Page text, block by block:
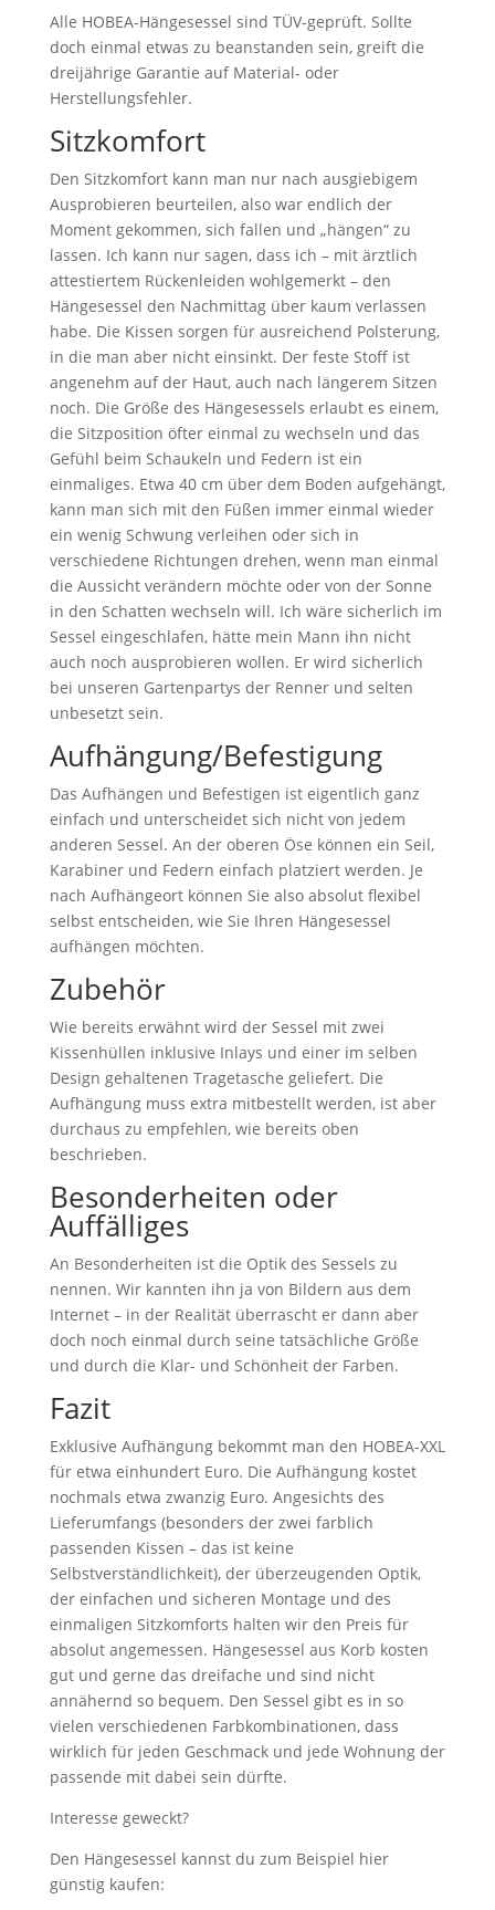
Alle HOBEA-Hängesessel sind TÜV-geprüft. Sollte
doch einmal etwas zu beanstanden sein, greift die
dreijährige Garantie auf Material- oder
Herstellungsfehler.
Sitzkomfort
Den Sitzkomfort kann man nur nach ausgiebigem
Ausprobieren beurteilen, also war endlich der
Moment gekommen, sich fallen und „hängen“ zu
lassen. Ich kann nur sagen, dass ich – mit ärztlich
attestiertem Rückenleiden wohlgemerkt – den
Hängesessel den Nachmittag über kaum verlassen
habe. Die Kissen sorgen für ausreichend Polsterung,
in die man aber nicht einsinkt. Der feste Stoff ist
angenehm auf der Haut, auch nach längerem Sitzen
noch. Die Größe des Hängesessels erlaubt es einem,
die Sitzposition öfter einmal zu wechseln und das
Gefühl beim Schaukeln und Federn ist ein
einmaliges. Etwa 40 cm über dem Boden aufgehängt,
kann man sich mit den Füßen immer einmal wieder
ein wenig Schwung verleihen oder sich in
verschiedene Richtungen drehen, wenn man einmal
die Aussicht verändern möchte oder von der Sonne
in den Schatten wechseln will. Ich wäre sicherlich im
Sessel eingeschlafen, hätte mein Mann ihn nicht
auch noch ausprobieren wollen. Er wird sicherlich
bei unseren Gartenpartys der Renner und selten
unbesetzt sein.
Aufhängung/Befestigung
Das Aufhängen und Befestigen ist eigentlich ganz
einfach und unterscheidet sich nicht von jedem
anderen Sessel. An der oberen Öse können ein Seil,
Karabiner und Federn einfach platziert werden. Je
nach Aufhängeort können Sie also absolut flexibel
selbst entscheiden, wie Sie Ihren Hängesessel
aufhängen möchten.
Zubehör
Wie bereits erwähnt wird der Sessel mit zwei
Kissenhüllen inklusive Inlays und einer im selben
Design gehaltenen Tragetasche geliefert. Die
Aufhängung muss extra mitbestellt werden, ist aber
durchaus zu empfehlen, wie bereits oben
beschrieben.
Besonderheiten oder
Auffälliges
An Besonderheiten ist die Optik des Sessels zu
nennen. Wir kannten ihn ja von Bildern aus dem
Internet – in der Realität überrascht er dann aber
doch noch einmal durch seine tatsächliche Größe
und durch die Klar- und Schönheit der Farben.
Fazit
Exklusive Aufhängung bekommt man den HOBEA-XXL
für etwa einhundert Euro. Die Aufhängung kostet
nochmals etwa zwanzig Euro. Angesichts des
Lieferumfangs (besonders der zwei farblich
passenden Kissen – das ist keine
Selbstverständlichkeit), der überzeugenden Optik,
der einfachen und sicheren Montage und des
einmaligen Sitzkomforts halten wir den Preis für
absolut angemessen. Hängesessel aus Korb kosten
gut und gerne das dreifache und sind nicht
annähernd so bequem. Den Sessel gibt es in so
vielen verschiedenen Farbkombinationen, dass
wirklich für jeden Geschmack und jede Wohnung der
passende mit dabei sein dürfte.
Interesse geweckt?
Den Hängesessel kannst du zum Beispiel hier
günstig kaufen: